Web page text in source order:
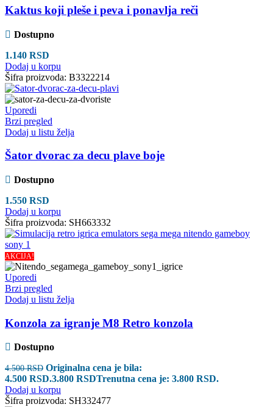
Kaktus koji pleše i peva i ponavlja reči
Dostupno
1.140 RSD
Dodaj u korpu
Šifra proizvoda: B3322214
Uporedi
Brzi pregled
Dodaj u listu želja
Šator dvorac za decu plave boje
Dostupno
1.550 RSD
Dodaj u korpu
Šifra proizvoda: SH663332
AKCIJA!
Uporedi
Brzi pregled
Dodaj u listu želja
Konzola za igranje M8 Retro konzola
Dostupno
4.500RSD Originalna cena je bila:
4.500 RSD.3.800 RSDTrenutna cena je: 3.800 RSD.
Dodaj u korpu
Šifra proizvoda: SH332477